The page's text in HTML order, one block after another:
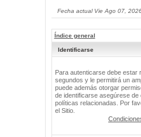
Fecha actual Vie Ago 07,
Índice general
Identificarse
Para autenticarse debe estar
segundos y le permitirá un
puede además otorgar
de identificarse asegúrese
políticas relacionadas. Por
el Sitio.